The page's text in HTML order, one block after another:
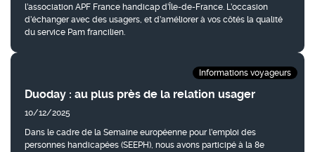
l’association APF France handicap d’Île-de-France. L’occasion
d’échanger avec des usagers, et d’améliorer à vos côtés la qualité
du service Pam francilien.
Duoday : au plus près de la relation usager
10/12/2025
Dans le cadre de la Semaine européenne pour l’emploi des
personnes handicapées (SEEPH), nous avons participé à la 8e
Informations voyageurs